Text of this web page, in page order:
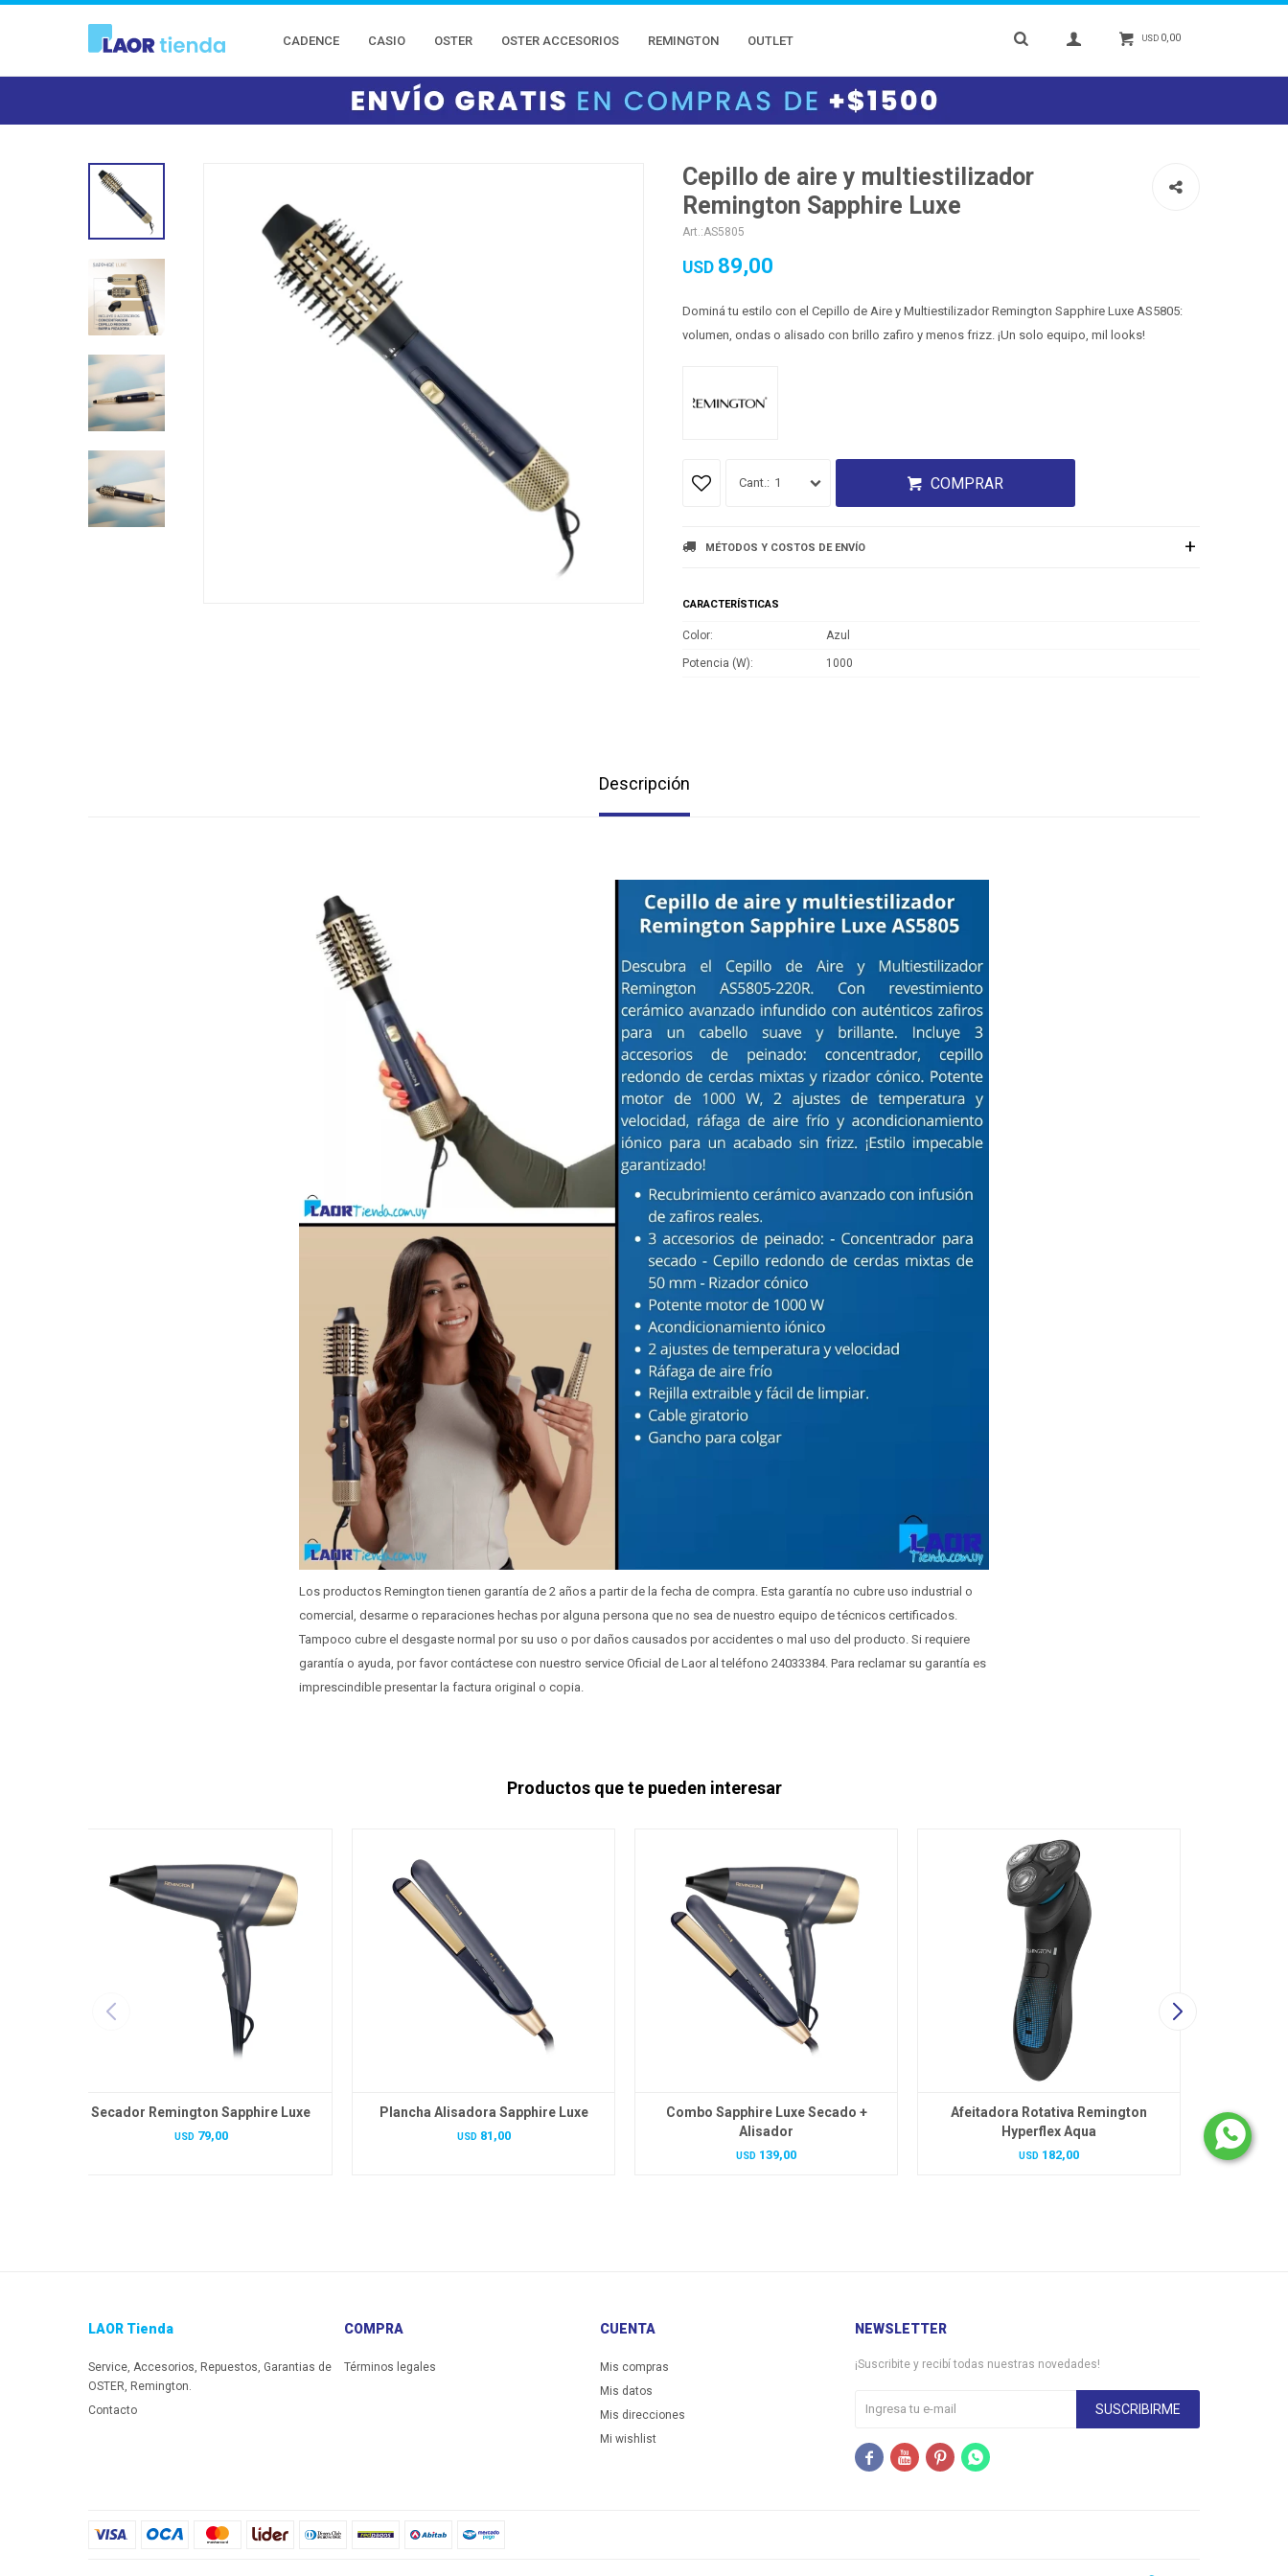
CADENCE CASIO OSTER OSTER ACCESORIOS REMINGTON OUTLET USD 0,00
Cepillo de aire y multiestilizador
Remington Sapphire Luxe
AS5805
USD 89,00
Dominá tu estilo con el Cepillo de Aire y Multiestilizador Remington Sapphire Luxe AS5805:
volumen, ondas o alisado con brillo zafiro y menos frizz. ¡Un solo equipo, mil looks!
1 COMPRAR
MÉTODOS Y COSTOS DE ENVÍO
CARACTERÍSTICAS
Color Azul
Potencia (W) 1000
Descripción
Los productos Remington tienen garantía de 2 años a partir de la fecha de compra. Esta garantía no cubre uso industrial o
comercial, desarme o reparaciones hechas por alguna persona que no sea de nuestro equipo de técnicos certificados.
Tampoco cubre el desgaste normal por su uso o por daños causados por accidentes o mal uso del producto. Si requiere
garantía o ayuda, por favor contáctese con nuestro service Oficial de Laor al teléfono 24033384. Para reclamar su garantía es
imprescindible presentar la factura original o copia.
Productos que te pueden interesar
Secador Remington Sapphire Luxe
USD 79,00
Plancha Alisadora Sapphire Luxe
USD 81,00
Combo Sapphire Luxe Secado +
Alisador
USD 139,00
Afeitadora Rotativa Remington
Hyperflex Aqua
USD 182,00
LAOR Tienda
Service, Accesorios, Repuestos, Garantias de
OSTER, Remington.
Contacto
COMPRA
Términos legales
CUENTA
Mis compras
Mis datos
Mis direcciones
Mi wishlist
NEWSLETTER
¡Suscribite y recibí todas nuestras novedades!
SUSCRIBIRME
   